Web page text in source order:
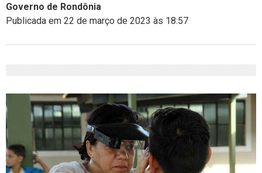
Governo de Rondônia
Publicada em 22 de março de 2023 às 18:57